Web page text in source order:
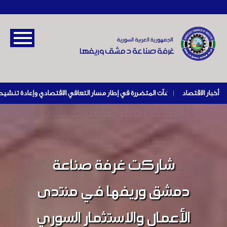
أخبار الاقتصاد |
شاركت غرفة صناعة
دمشق وريفها في منتدى
الأعمال والاستثمار السوري
احتضن مقر غرفة صناعة
دمشق وريفها اجتماعاً
تعارفياً موسعاً ضم لجنة
سيدات الأعمال في غرفة
تجارة دمشق و غرفة